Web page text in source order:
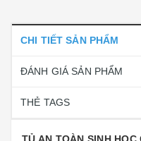
CHI TIẾT SẢN PHẨM
ĐÁNH GIÁ SẢN PHẨM
THẺ TAGS